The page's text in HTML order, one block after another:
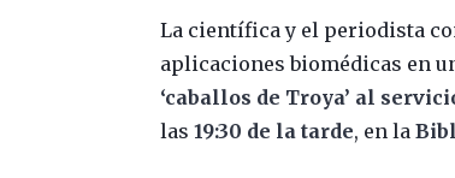
La científica y el periodista
aplicaciones biomédicas en
‘caballos de Troya’ al
las19:30 de la tarde, en la